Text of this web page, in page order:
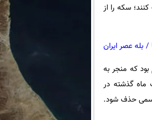
سکه را از
/ بله عصر ایران
که منجر به
ماه گذشته در
رسمی حذف شود.